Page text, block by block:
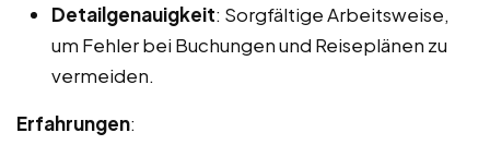
Detailgenauigkeit: Sorgfältige Arbeitsweise,
um Fehler bei Buchungen und Reiseplänen zu
vermeiden.
Erfahrungen: